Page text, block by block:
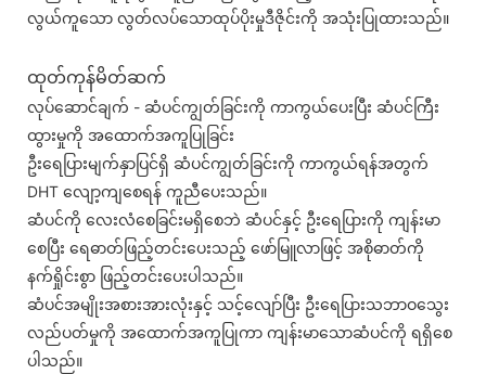
လွယ်ကူသော လွတ်လပ်သောထုပ်ပိုးမှုဒီဇိုင်းကို အသုံးပြုထားသည်။
ထုတ်ကုန်မိတ်ဆက်
လုပ်ဆောင်ချက် - ဆံပင်ကျွတ်ခြင်းကို ကာကွယ်ပေးပြီး ဆံပင်ကြီး
ထွားမှုကို အထောက်အကူပြုခြင်း
ဦးရေပြားမျက်နှာပြင်ရှိ ဆံပင်ကျွတ်ခြင်းကို ကာကွယ်ရန်အတွက်
DHT လျော့ကျစေရန် ကူညီပေးသည်။
ဆံပင်ကို လေးလံစေခြင်းမရှိစေဘဲ ဆံပင်နှင့် ဦးရေပြားကို ကျန်းမာ
စေပြီး ရေဓာတ်ဖြည့်တင်းပေးသည့် ဖော်မြူလာဖြင့် အစိုဓာတ်ကို
နက်ရှိုင်းစွာ ဖြည့်တင်းပေးပါသည်။
ဆံပင်အမျိုးအစားအားလုံးနှင့် သင့်လျော်ပြီး ဦးရေပြားသဘာဝသွေး
လည်ပတ်မှုကို အထောက်အကူပြုကာ ကျန်းမာသောဆံပင်ကို ရရှိစေ
ပါသည်။